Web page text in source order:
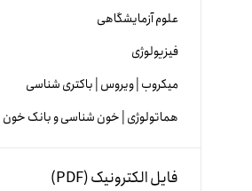
علوم آزمایشگاهی
فیزیولوژی
میکروب | ویروس | باکتری شناسی
هماتولوژی | خون شناسی و بانک خون
فایل الکترونیک (PDF)